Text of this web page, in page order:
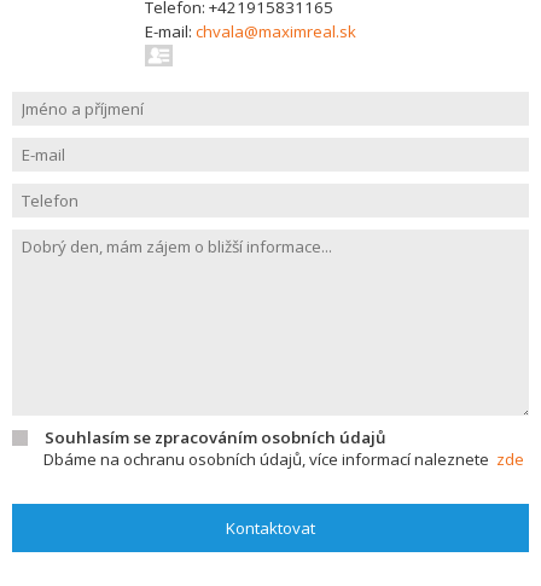
Telefon: +421915831165
E-mail: chvala@maximreal.sk
Souhlasím se zpracováním osobních údajů
Dbáme na ochranu osobních údajů, více informací naleznete zde
Kontaktovat